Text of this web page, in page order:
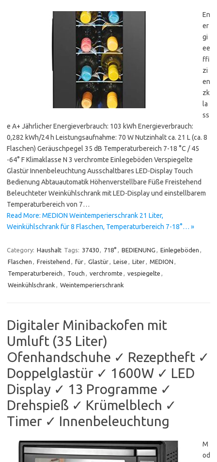
En
er
gi
ee
ffi
zi
en
zk
la
ss
e A+ Jährlicher Energieverbrauch: 103 kWh Energieverbrauch:
0,282 kWh/24 h Leistungsaufnahme: 70 W Nutzinhalt ca. 21 L (ca. 8
Flaschen) Geräuschpegel 35 dB Temperaturbereich 7-18 °C / 45
-64° F Klimaklasse N 3 verchromte Einlegeböden Verspiegelte
Glastür Innenbeleuchtung Ausschaltbares LED-Display Touch
Bedienung Abtauautomatik Höhenverstellbare Füße Freistehend
Beleuchteter Weinkühlschrank mit LED-Display und einstellbarem
Temperaturbereich von 7…
Read More: MEDION Weintemperierschrank 21 Liter,
Weinkühlschrank für 8 Flaschen, Temperaturbereich 7-18°… »
Category: Haushalt Tags: 37430, 718° , BEDIENUNG , Einlegeböden ,
Flaschen , Freistehend , für, Glastür, Leise , Liter, MEDION ,
Temperaturbereich , Touch , verchromte , vespiegelte ,
Weinkühlschrank , Weintemperierschrank
Digitaler Minibackofen mit
Umluft (35 Liter)
Ofenhandschuhe ✓ Rezeptheft ✓
Doppelglastür ✓ 1600W ✓ LED
Display ✓ 13 Programme ✓
Drehspieß ✓ Krümelblech ✓
Timer ✓ Innenbeleuchtung
M
od